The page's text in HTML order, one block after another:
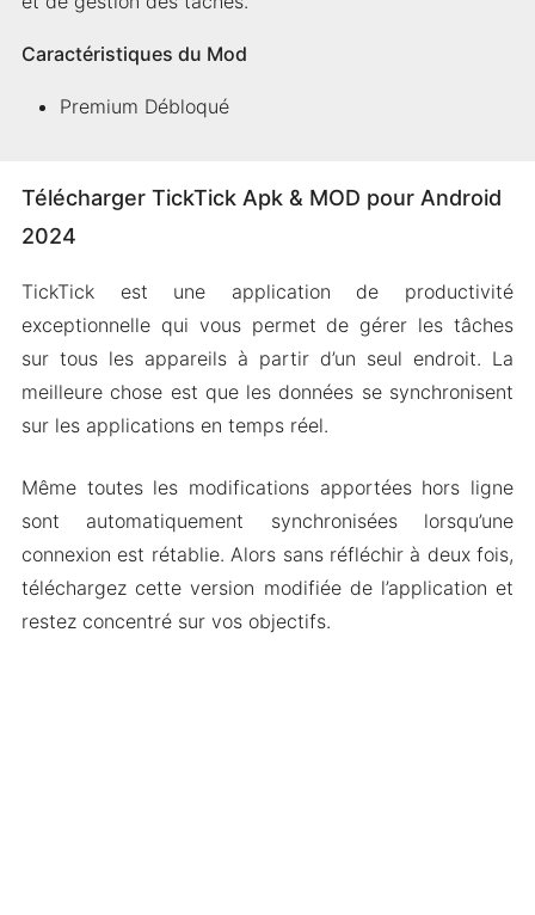
Caractéristiques du Mod
Premium Débloqué
Télécharger TickTick Apk & MOD pour Android
2024
TickTick est une application de productivité
exceptionnelle qui vous permet de gérer les tâches
sur tous les appareils à partir d’un seul endroit. La
meilleure chose est que les données se synchronisent
sur les applications en temps réel.
Même toutes les modifications apportées hors ligne
sont automatiquement synchronisées lorsqu’une
connexion est rétablie. Alors sans réfléchir à deux fois,
téléchargez cette version modifiée de l’application et
restez concentré sur vos objectifs.